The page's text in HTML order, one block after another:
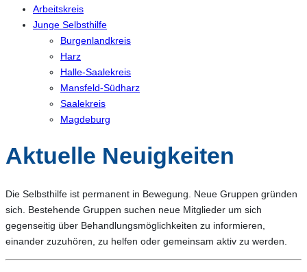
Arbeitskreis
Junge Selbsthilfe
Burgenlandkreis
Harz
Halle-Saalekreis
Mansfeld-Südharz
Saalekreis
Magdeburg
Aktuelle Neuigkeiten
Die Selbsthilfe ist permanent in Bewegung. Neue Gruppen gründen
sich. Bestehende Gruppen suchen neue Mitglieder um sich
gegenseitig über Behandlungsmöglichkeiten zu informieren,
einander zuzuhören, zu helfen oder gemeinsam aktiv zu werden.